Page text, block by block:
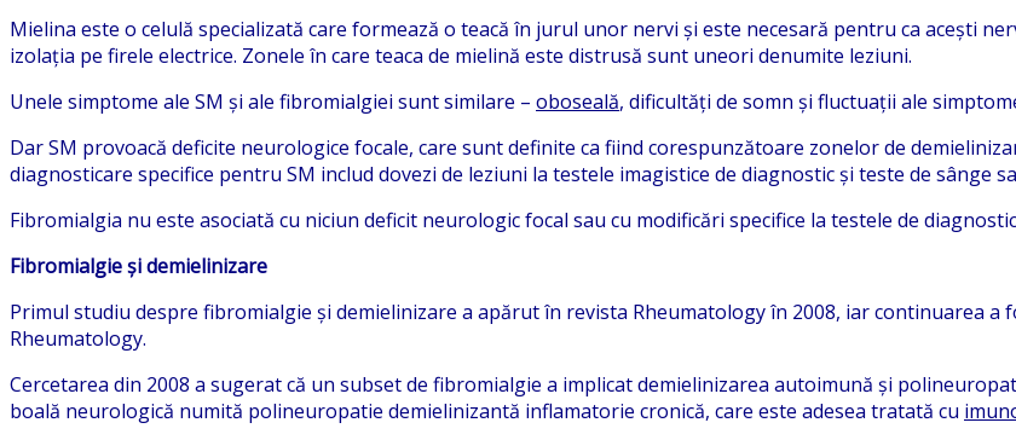
Mielina este o celulă specializată care formează o teacă în jurul unor nervi și este necesară pentru ca acești
izolația pe firele electrice. Zonele în care teaca de mielină este distrusă sunt uneori denumite leziuni.
Unele simptome ale SM și ale fibromialgiei sunt similare – oboseală, dificultăți de somn și fluctuații ale
Dar SM provoacă deficite neurologice focale, care sunt definite ca fiind corespunzătoare zonelor de
diagnosticare specifice pentru SM includ dovezi de leziuni la testele imagistice de diagnostic și teste de sânge
Fibromialgia nu este asociată cu niciun deficit neurologic focal sau cu modificări specifice la testele de
Fibromialgie și demielinizare
Primul studiu despre fibromialgie și demielinizare a apărut în revista Rheumatology în 2008, iar continuarea
Rheumatology.
Cercetarea din 2008 a sugerat că un subset de fibromialgie a implicat demielinizarea autoimună și
boală neurologică numită polineuropatie demielinizantă inflamatorie cronică, care este adesea tratată cu